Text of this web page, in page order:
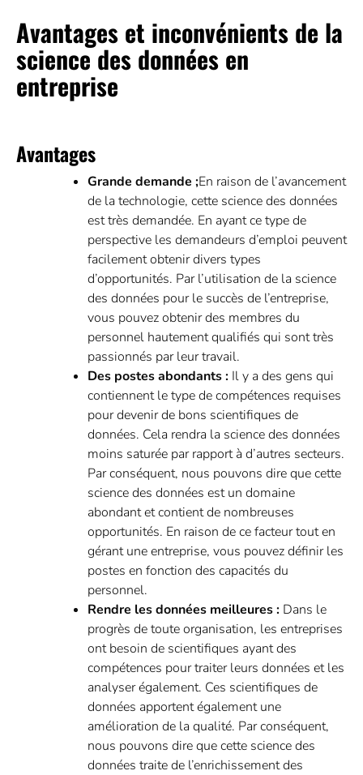
Avantages et inconvénients de la
science des données en
entreprise
Avantages
Grande demande ;En raison de l’avancement
de la technologie, cette science des données
est très demandée. En ayant ce type de
perspective les demandeurs d’emploi peuvent
facilement obtenir divers types
d’opportunités. Par l’utilisation de la science
des données pour le succès de l’entreprise,
vous pouvez obtenir des membres du
personnel hautement qualifiés qui sont très
passionnés par leur travail.
Des postes abondants : Il y a des gens qui
contiennent le type de compétences requises
pour devenir de bons scientifiques de
données. Cela rendra la science des données
moins saturée par rapport à d’autres secteurs.
Par conséquent, nous pouvons dire que cette
science des données est un domaine
abondant et contient de nombreuses
opportunités. En raison de ce facteur tout en
gérant une entreprise, vous pouvez définir les
postes en fonction des capacités du
personnel.
Rendre les données meilleures : Dans le
progrès de toute organisation, les entreprises
ont besoin de scientifiques ayant des
compétences pour traiter leurs données et les
analyser également. Ces scientifiques de
données apportent également une
amélioration de la qualité. Par conséquent,
nous pouvons dire que cette science des
données traite de l’enrichissement des